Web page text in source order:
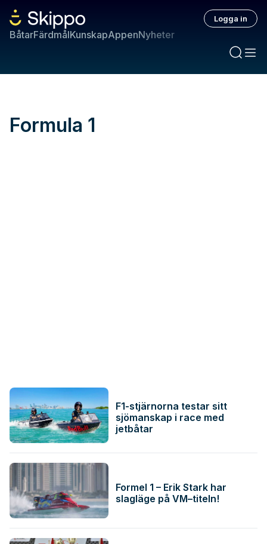
BåtarFärdmålKunskapAppenNyheter
Logga in
Formula 1
F1-stjärnorna testar sitt
sjömanskap i race med
jetbåtar
Formel 1 – Erik Stark har
slagläge på VM–titeln!